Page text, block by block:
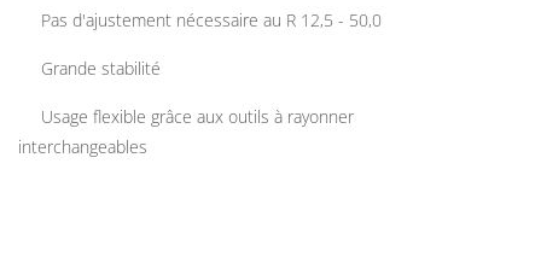
Pas d'ajustement nécessaire au R 12,5 - 50,0
Grande stabilité
Usage flexible grâce aux outils à rayonner
interchangeables